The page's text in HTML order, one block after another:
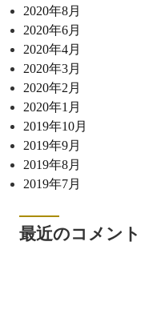
2020年8月
2020年6月
2020年4月
2020年3月
2020年2月
2020年1月
2019年10月
2019年9月
2019年8月
2019年7月
最近のコメント